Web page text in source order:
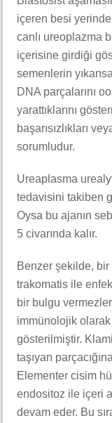
içeren besi
canlı ureoplazma
içerisine girdiği
semenlerin
DNA parçalarını
yarattıklarını
başarısızlıkları
sorumludur.
Ureaplasma
tedavisini takiben
Oysa bu ajanın
5 civarında kalır.
Benzer şekilde,
trakomatis ile
bir bulgu
immünolojik olarak
gösterilmiştir.
taşıyan
Elementer cisim
endositoz ile içeri
devam eder. Bu